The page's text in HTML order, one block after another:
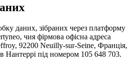
даних, зібраних через платформу
чия фірмова офісна адреса
92200 Neuilly-sur-Seine, Франція,
Нантеррі під номером 105 648 703.